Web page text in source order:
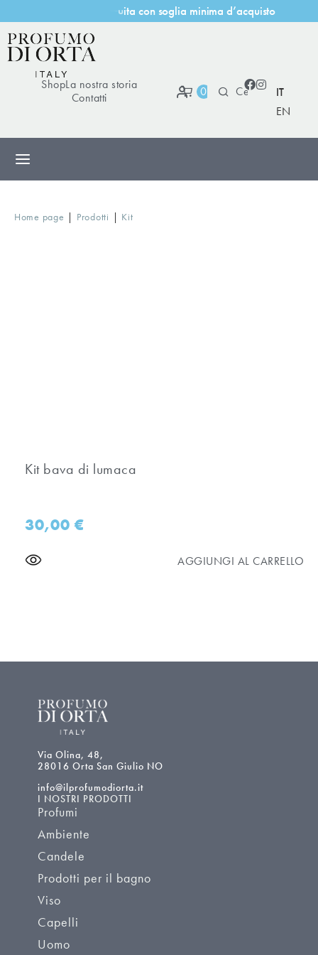
u ta con soglia minima d’acquisto
ShopLa nostra storia
Contatti
0
IT
EN
Home page | Prodotti | Kit
Kit bava di lumaca
30,00€
AGGIUNGI AL CARRELLO
Via Olina, 48,
28016 Orta San Giulio NO
info@ilprofumodiorta.it
I NOSTRI PRODOTTI
Profumi
Ambiente
Candele
Prodotti per il bagno
Viso
Capelli
Uomo